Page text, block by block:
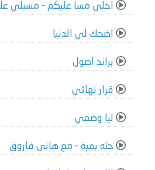
احلي مسا عليكم - مسيلي
اضحك لي الدنيا
براند اصول
قرار نهائي
ليا وضعي
حته بمية - مع هانى فاروق